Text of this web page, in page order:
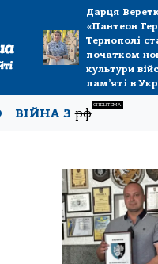
Дарця
«Пантеон
Тернополі
початком
культури
пам’яті в
ВІЙНА Зрф
СПЕЦТЕМА